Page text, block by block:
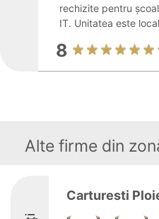
rechizite pentru
IT. Unitatea este
8
Alte firme din
Carturesti